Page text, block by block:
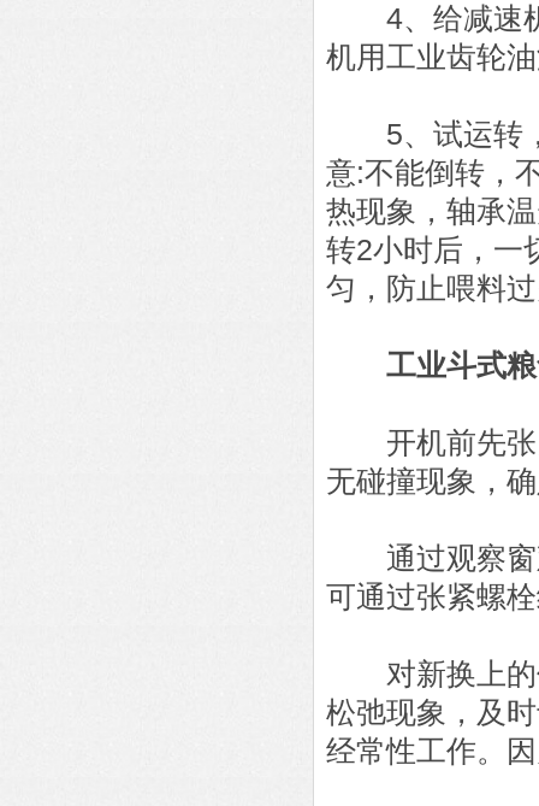
4、给减速机
机用工业齿轮
5、试运转，
意:不能倒转，
热现象，轴承
转2小时后，一
匀，防止喂料
工业斗式
开机前先张
无碰撞现象，
通过观察窗
可通过张紧螺
对新换上的
松弛现象，及
经常性工作。